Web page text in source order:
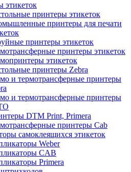
этикеток
принтеры этикеток
принтеры для печати
принтеры этикеток
принтеры этикеток
этикеток
принтеры Zebra
и термотрансферные принтеры
и термотрансферные принтеры
DTM Print, Primera
принтеры Cab
самоклеящихся этикеток
Weber
CAB
Primera